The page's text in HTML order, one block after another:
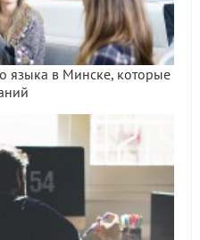
языка в Минске, которые